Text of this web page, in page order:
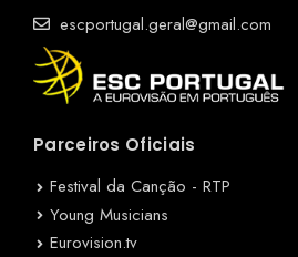
escportugal.geral@gmail.com
Parceiros Oficiais
Festival da Canção - RTP
Young Musicians
Eurovision.tv